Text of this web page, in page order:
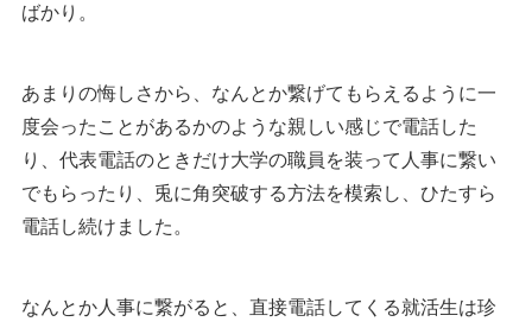
ばかり。
あまりの悔しさから、なんとか繋げてもらえるように一
度会ったことがあるかのような親しい感じで電話した
り、代表電話のときだけ大学の職員を装って人事に繋い
でもらったり、兎に角突破する方法を模索し、ひたすら
電話し続けました。
なんとか人事に繋がると、直接電話してくる就活生は珍